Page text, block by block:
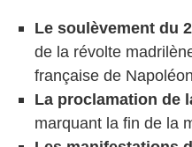
Le soulèvement du
de la révolte
française de
La proclamation de
marquant la fin de la